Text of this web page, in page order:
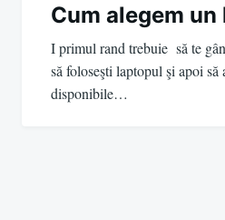
Cum alegem
I primul rand trebuie să te
să foloseşti laptopul şi apoi să
disponibile…